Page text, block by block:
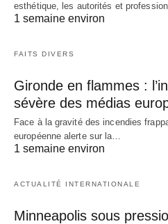
esthétique, les autorités et
1 semaine environ
FAITS DIVERS
Gironde en flammes :
sévère des médias
Face à la gravité des incendies
européenne alerte sur la…
1 semaine environ
ACTUALITÉ INTERNATIONALE
Minneapolis sous